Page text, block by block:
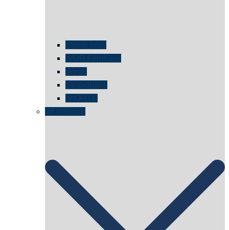
kölner oper
WDR Filmhaus
Wege
Strandhaus
unORTE
art cologne